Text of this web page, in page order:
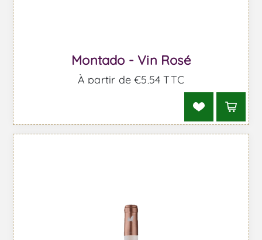
Montado - Vin Rosé
À partir de €5,54 TTC